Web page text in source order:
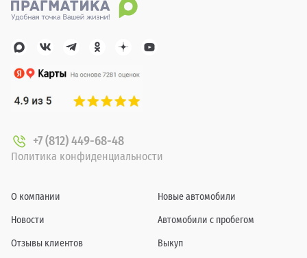
+7 (812) 449-68-48
Политика конфиденциальности
О компании
Новости
Отзывы клиентов
Новые автомобили
Автомобили с пробегом
Выкуп